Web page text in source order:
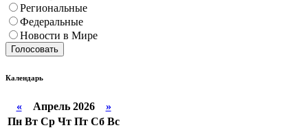
Региональные
Федеральные
Новости в Мире
Голосовать
Календарь
«Апрель 2026 »
Пн Вт Ср Чт Пт Сб Вс